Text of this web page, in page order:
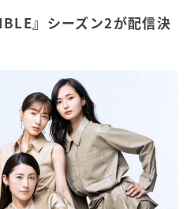
』シーズン2が配信決